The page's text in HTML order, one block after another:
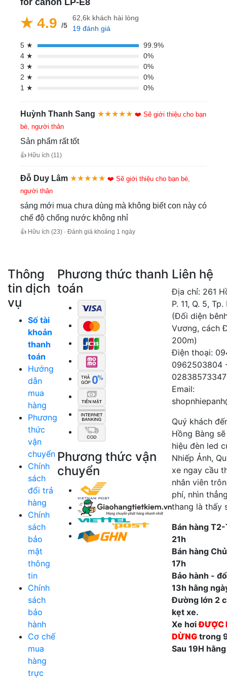
★ 4.9 /5
62,6k khách hài lòng
19 đánh giá
5 ★
99.9%
4 ★
0%
3 ★
0%
2 ★
0%
1 ★
0%
Huỳnh Thanh Sang ★★★★★ ❤️ Sẽ giới thiệu cho bạn
bè, người thân
Sản phẩm rất tốt
👍 Hữu ích (11)
Đỗ Duy Lâm ★★★★★ ❤️ Sẽ giới thiệu cho bạn bè,
người thân
sáng mới mua chưa dùng mà không biết con này có
chế độ chống nước không nhỉ
👍 Hữu ích (23) · Đánh giá khoảng 1 ngày
Thông
tin dịch
vụ
Số tài
khoản
thanh
toán
Hướng
dẫn
mua
hàng
Phương
thức
vận
chuyển
Chính
sách
đổi trả
hàng
Chính
sách
bảo
mật
thông
tin
Chính
sách
bảo
hành
Cơ chế
mua
hàng
trực
Phương thức thanh
toán
Phương thức vận
chuyển
Liên hệ
Địa chỉ: 261
P. 11, Q. 5,
(Đối diện
Vương, cách
200m)
Điện thoại:
0962503804
02838573347
Email:
Quý khách
Hồng Bàng
hiệu đèn led
Nhiếp Ảnh,
xe ngay cầu
nhân viên
phí, nhìn
thang là thấy
Bán hàng
21h
Bán hàng
17h
Bảo hành -
13h hằng
Đường lớn 2
kẹt xe.
Xe hơiĐƯỢC
DỪNG trong
Sau 19H